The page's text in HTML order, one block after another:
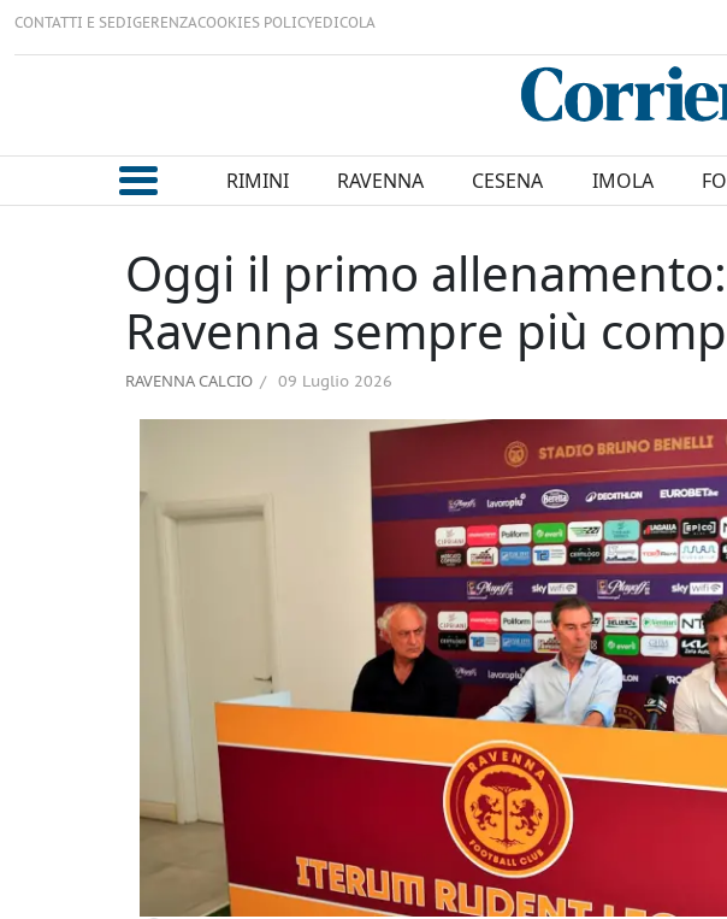
CONTATTI E SEDIGERENZACOOKIES POLICYEDICOLA
RIMINI RAVENNA CESENA IMOLA
Oggi il primo
Ravenna sempre più
RAVENNA CALCIO 09 Luglio 2026